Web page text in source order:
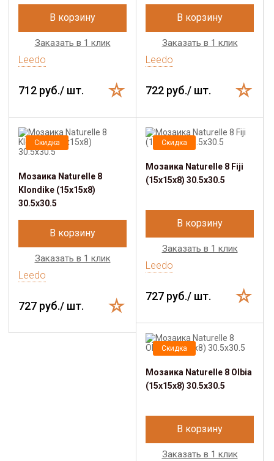
В корзину
Заказать в 1 клик
Leedo
712 руб./ шт.
В корзину
Заказать в 1 клик
Leedo
722 руб./ шт.
Скидка
Мозаика Naturelle 8
Klondike (15x15x8)
30.5х30.5
В корзину
Заказать в 1 клик
Leedo
727 руб./ шт.
Скидка
Мозаика Naturelle 8 Fiji
(15x15x8) 30.5х30.5
В корзину
Заказать в 1 клик
Leedo
727 руб./ шт.
Скидка
Мозаика Naturelle 8 Olbia
(15x15x8) 30.5х30.5
В корзину
Заказать в 1 клик